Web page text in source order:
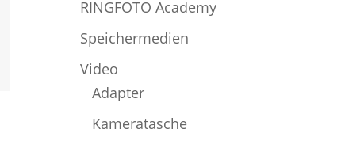
RINGFOTO Academy
Speichermedien
Video
Adapter
Kameratasche